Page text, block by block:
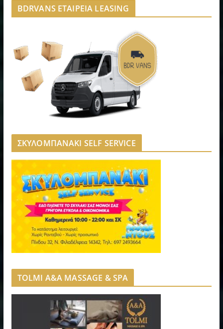
BDRVANS ΕΤΑΙΡΕΙΑ LEASING
ΣΚΥΛΟΜΠΑΝΑΚΙ SELF SERVICE
TOLMI A&A MASSAGE & SPA